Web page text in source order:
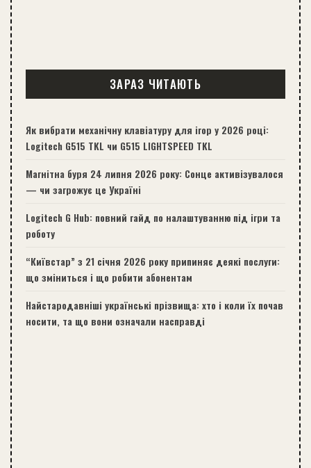
ЗАРАЗ ЧИТАЮТЬ
Як вибрати механічну клавіатуру для ігор у 2026 році:
Logitech G515 TKL чи G515 LIGHTSPEED TKL
Магнітна буря 24 липня 2026 року: Сонце активізувалося
— чи загрожує це Україні
Logitech G Hub: повний гайд по налаштуванню під ігри та
роботу
“Київстар” з 21 січня 2026 року припиняє деякі послуги:
що зміниться і що робити абонентам
Найстародавніші українські прізвища: хто і коли їх почав
носити, та що вони означали насправді